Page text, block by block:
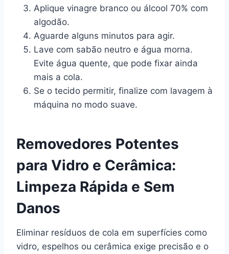
Aplique vinagre branco ou álcool 70% com
algodão.
Aguarde alguns minutos para agir.
Lave com sabão neutro e água morna.
Evite água quente, que pode fixar ainda
mais a cola.
Se o tecido permitir, finalize com lavagem à
máquina no modo suave.
Removedores Potentes
para Vidro e Cerâmica:
Limpeza Rápida e Sem
Danos
Eliminar resíduos de cola em superfícies como
vidro, espelhos ou cerâmica exige precisão e o